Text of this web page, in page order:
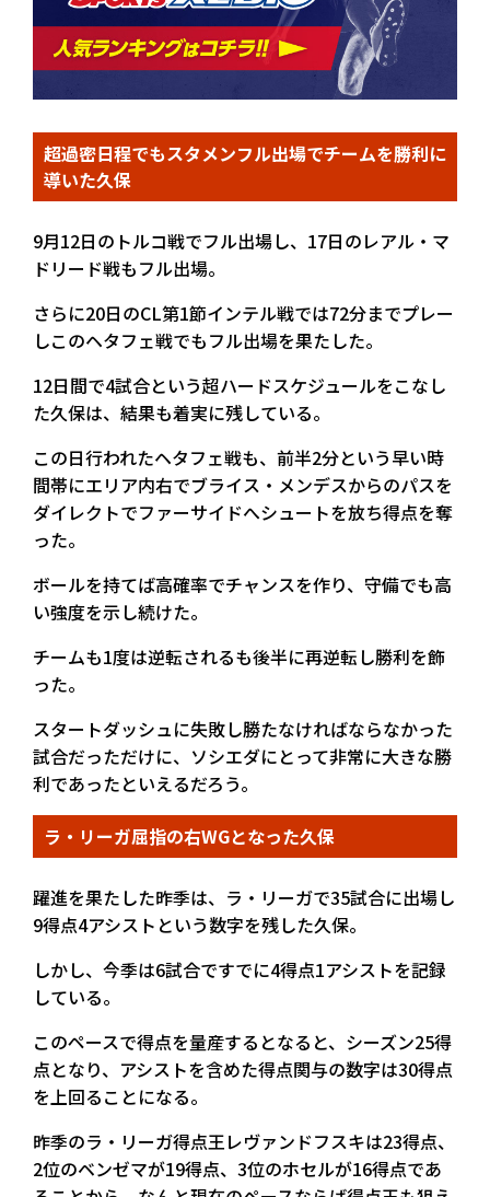
超過密日程でもスタメンフル出場でチームを勝利に
導いた久保
9月12日のトルコ戦でフル出場し、17日のレアル・マ
ドリード戦もフル出場。
さらに20日のCL第1節インテル戦では72分までプレー
しこのヘタフェ戦でもフル出場を果たした。
12日間で4試合という超ハードスケジュールをこなし
た久保は、結果も着実に残している。
この日行われたヘタフェ戦も、前半2分という早い時
間帯にエリア内右でブライス・メンデスからのパスを
ダイレクトでファーサイドへシュートを放ち得点を奪
った。
ボールを持てば高確率でチャンスを作り、守備でも高
い強度を示し続けた。
チームも1度は逆転されるも後半に再逆転し勝利を飾
った。
スタートダッシュに失敗し勝たなければならなかった
試合だっただけに、ソシエダにとって非常に大きな勝
利であったといえるだろう。
ラ・リーガ屈指の右WGとなった久保
躍進を果たした昨季は、ラ・リーガで35試合に出場し
9得点4アシストという数字を残した久保。
しかし、今季は6試合ですでに4得点1アシストを記録
している。
このペースで得点を量産するとなると、シーズン25得
点となり、アシストを含めた得点関与の数字は30得点
を上回ることになる。
昨季のラ・リーガ得点王レヴァンドフスキは23得点、
2位のベンゼマが19得点、3位のホセルが16得点であ